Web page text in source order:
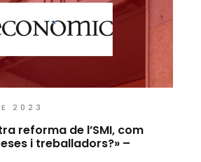
2023
reforma de l’SMI, com
i treballadors?» –